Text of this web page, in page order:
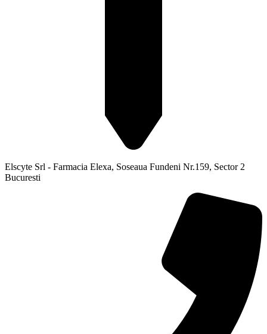
Elscyte Srl - Farmacia Elexa, Soseaua Fundeni Nr.159, Sector 2
Bucuresti